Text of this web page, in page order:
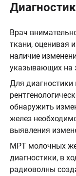
Врач
ткани, оценивая
наличие
указывающих на
Для
обнаружить
желез
выявления
МРТ молочных
диагностики, в
радиоволны